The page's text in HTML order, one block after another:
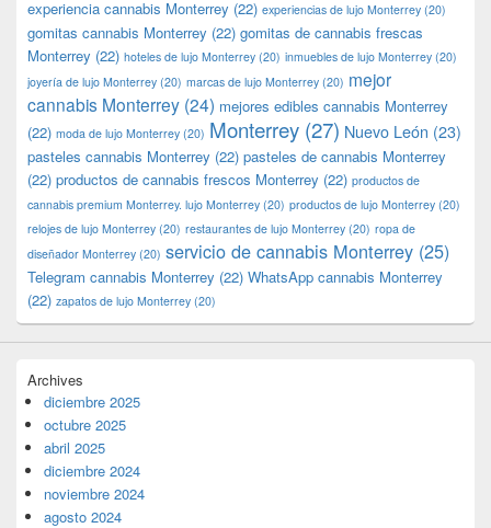
experiencia cannabis Monterrey (22) experiencias de lujo Monterrey (20)
gomitas cannabis Monterrey (22) gomitas de cannabis frescas
Monterrey (22) hoteles de lujo Monterrey (20) inmuebles de lujo Monterrey (20)
joyería de lujo Monterrey (20) marcas de lujo Monterrey (20) mejor
cannabis Monterrey (24) mejores edibles cannabis Monterrey
(22) moda de lujo Monterrey (20) Monterrey (27) Nuevo León (23)
pasteles cannabis Monterrey (22) pasteles de cannabis Monterrey
(22) productos de cannabis frescos Monterrey (22) productos de
cannabis premium Monterrey. lujo Monterrey (20) productos de lujo Monterrey (20)
relojes de lujo Monterrey (20) restaurantes de lujo Monterrey (20) ropa de
diseñador Monterrey (20) servicio de cannabis Monterrey (25)
Telegram cannabis Monterrey (22) WhatsApp cannabis Monterrey
(22) zapatos de lujo Monterrey (20)
Archives
diciembre 2025
octubre 2025
abril 2025
diciembre 2024
noviembre 2024
agosto 2024